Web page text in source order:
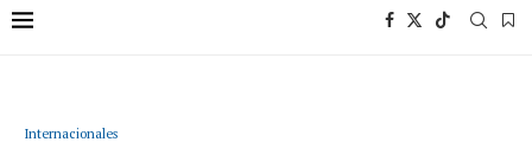
Internacionales